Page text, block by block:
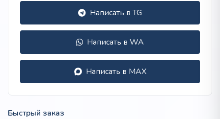
Написать в TG
Написать в WA
Написать в MAX
Быстрый заказ